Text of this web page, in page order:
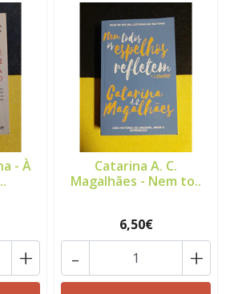
- À
+
Catarina A. C.
Magalhães - Nem to..
6,50€
+
-